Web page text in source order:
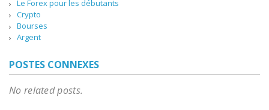
Le Forex pour les débutants
Crypto
Bourses
Argent
POSTES CONNEXES
No related posts.